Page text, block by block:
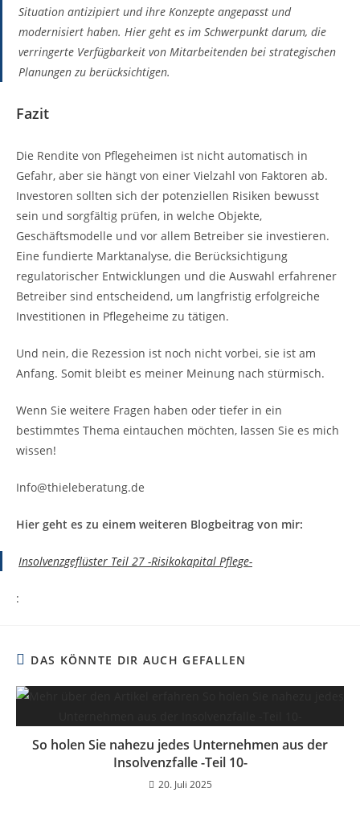
Situation antizipiert und ihre Konzepte angepasst und
modernisiert haben. Hier geht es im Schwerpunkt darum, die
verringerte Verfügbarkeit von Mitarbeitenden bei strategischen
Planungen zu berücksichtigen.
Fazit
Die Rendite von Pflegeheimen ist nicht automatisch in
Gefahr, aber sie hängt von einer Vielzahl von Faktoren ab.
Investoren sollten sich der potenziellen Risiken bewusst
sein und sorgfältig prüfen, in welche Objekte,
Geschäftsmodelle und vor allem Betreiber sie investieren.
Eine fundierte Marktanalyse, die Berücksichtigung
regulatorischer Entwicklungen und die Auswahl erfahrener
Betreiber sind entscheidend, um langfristig erfolgreiche
Investitionen in Pflegeheime zu tätigen.
Und nein, die Rezession ist noch nicht vorbei, sie ist am
Anfang. Somit bleibt es meiner Meinung nach stürmisch.
Wenn Sie weitere Fragen haben oder tiefer in ein
bestimmtes Thema eintauchen möchten, lassen Sie es mich
wissen!
Info@thieleberatung.de
Hier geht es zu einem weiteren Blogbeitrag von mir:
Insolvenzgeflüster Teil 27 -Risikokapital Pflege-
:
DAS KÖNNTE DIR AUCH GEFALLEN
So holen Sie nahezu jedes Unternehmen aus der
Insolvenzfalle -Teil 10-
20. Juli 2025